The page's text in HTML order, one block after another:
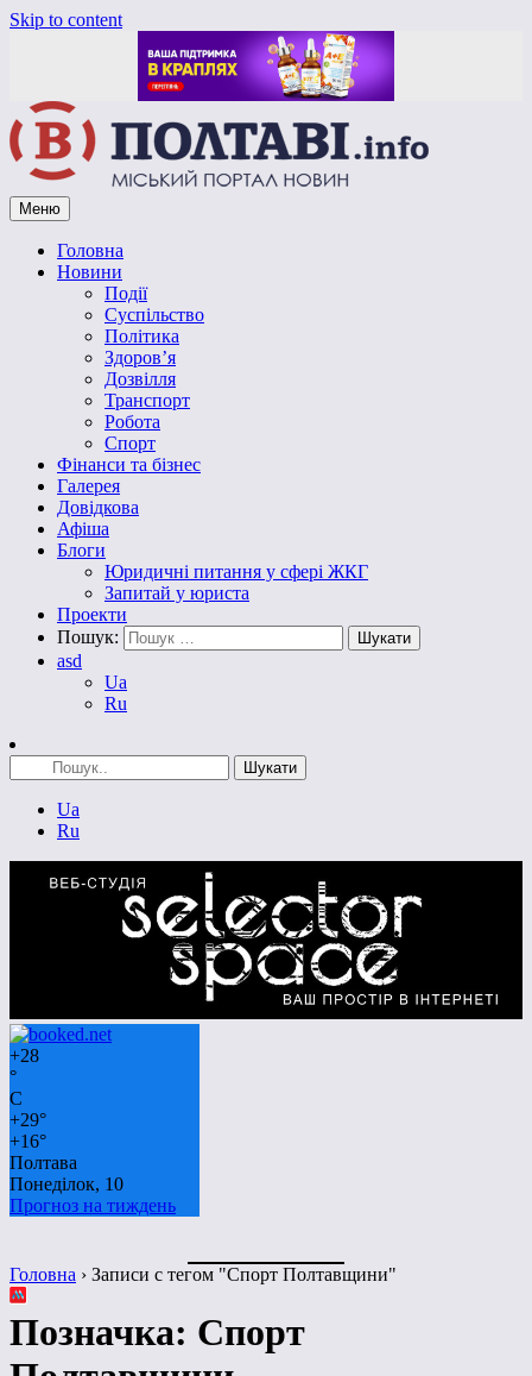
Skip to content
Vpoltave.info
Полтавський портал новин
Меню
Головна
Новини
Події
Суспільство
Політика
Здоров’я
Дозвілля
Транспорт
Робота
Спорт
Фінанси та бізнес
Галерея
Довідкова
Афіша
Блоги
Юридичні питання у сфері ЖКГ
Запитай у юриста
Проекти
Пошук:
asd
Ua
Ru
Ua
Ru
+28
°
C
+29°
+16°
Полтава
Понеділок, 10
Прогноз на тиждень
Головна › Записи с тегом "Спорт Полтавщини"
Позначка: Спорт